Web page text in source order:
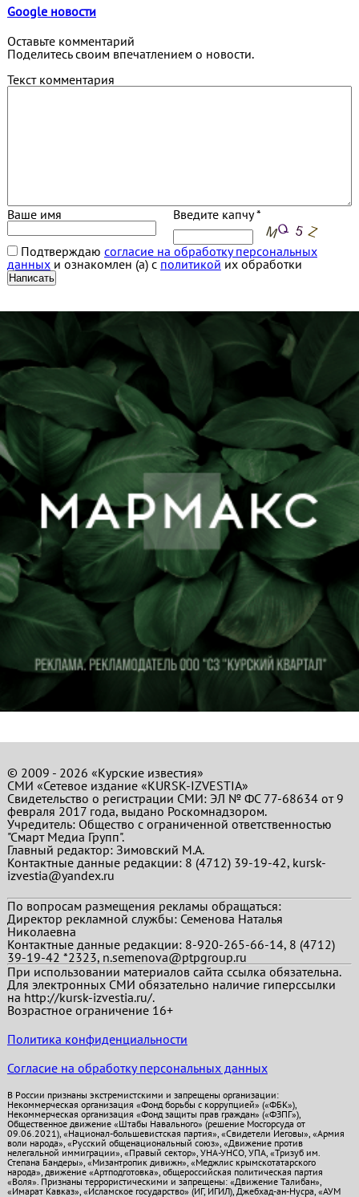
Google новости
Оставьте комментарий
Поделитесь своим впечатлением о новости.
Текст комментария
Ваше имя Введите капчу *
Подтверждаю согласие на обработку персональных
данныхи ознакомлен (а) с политикой их обработки
© 2009 - 2026 «Курские известия»
СМИ «Сетевое издание «KURSK-IZVESTIA»
Свидетельство о регистрации СМИ: ЭЛ № ФС 77-68634 от 9
февраля 2017 года, выдано Роскомнадзором.
Учредитель: Общество с ограниченной ответственностью
"Смарт Медиа Групп".
Главный редактор:Зимовский М.А.
Контактные данные редакции: 8 (4712) 39-19-42, kursk-
izvestia@yandex.ru
По вопросам размещения рекламы обращаться:
Директор рекламной службы: Семенова Наталья
Николаевна
Контактные данные редакции: 8-920-265-66-14, 8 (4712)
39-19-42 *2323, n.semenova@ptpgroup.ru
При использовании материалов сайта ссылка обязательна.
Для электронных СМИ обязательно наличие гиперссылки
на http://kursk-izvestia.ru/.
Возрастное ограничение 16+
Политика конфиденциальности
Согласие на обработку персональных данных
В России признаны экстремистскими и запрещены организации:
Некоммерческая организация «Фонд борьбы с коррупцией» («ФБК»),
Некоммерческая организация «Фонд защиты прав граждан» («ФЗПГ»),
Общественное движение «Штабы Навального» (решение Мосгорсуда от
09.06.2021), «Национал-большевистская партия», «Свидетели Иеговы», «Армия
воли народа», «Русский общенациональный союз», «Движение против
нелегальной иммиграции», «Правый сектор», УНА-УНСО, УПА, «Тризуб им.
Степана Бандеры», «Мизантропик дивижн», «Меджлис крымскотатарского
народа», движение «Артподготовка», общероссийская политическая партия
«Воля». Признаны террористическими и запрещены: «Движение Талибан»,
«Имарат Кавказ», «Исламское государство» (ИГ, ИГИЛ), Джебхад-ан-Нусра, «АУМ